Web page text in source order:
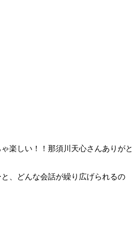
楽しい！！那須川天心さんありがと
、どんな会話が繰り広げられるの